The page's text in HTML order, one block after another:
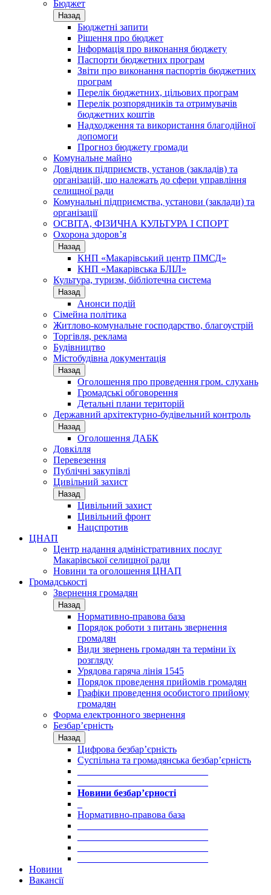
Бюджет
Назад
Бюджетні запити
Рішення про бюджет
Інформація про виконання бюджету
Паспорти бюджетних програм
Звіти про виконання паспортів бюджетних
програм
Перелік бюджетних, цільових програм
Перелік розпорядників та отримувачів
бюджетних коштів
Надходження та використання благодійної
допомоги
Прогноз бюджету громади
Комунальне майно
Довідник підприємств, установ (закладів) та
організацій, що належать до сфери управління
селищної ради
Комунальні підприємства, установи (заклади) та
організації
ОСВІТА, ФІЗИЧНА КУЛЬТУРА І СПОРТ
Охорона здоров’я
Назад
КНП «Макарівський центр ПМСД»
КНП «Макарівська БЛІЛ»
Культура, туризм, бібліотечна система
Назад
Анонси подій
Сімейна політика
Житлово-комунальне господарство, благоустрій
Торгівля, реклама
Будівництво
Містобудівна документація
Назад
Оголошення про проведення гром. слухань
Громадські обговорення
Детальні плани територій
Державний архітектурно-будівельний контроль
Назад
Оголошення ДАБК
Довкілля
Перевезення
Публічні закупівлі
Цивільний захист
Назад
Цивільний захист
Цивільний фронт
Нацспротив
ЦНАП
Центр надання адміністративних послуг
Макарівської селищної ради
Новини та оголошення ЦНАП
Громадськості
Звернення громадян
Назад
Нормативно-правова база
Порядок роботи з питань звернення
громадян
Види звернень громадян та терміни їх
розгляду
Урядова гаряча лінія 1545
Порядок проведення прийомів громадян
Графіки проведення особистого прийому
громадян
Форма електронного звернення
Безбар’єрність
Назад
Цифрова безбар’єрність
Суспільна та громадянська безбар’єрність
Новини безбар’єрності
Нормативно-правова база
Новини
Вакансії